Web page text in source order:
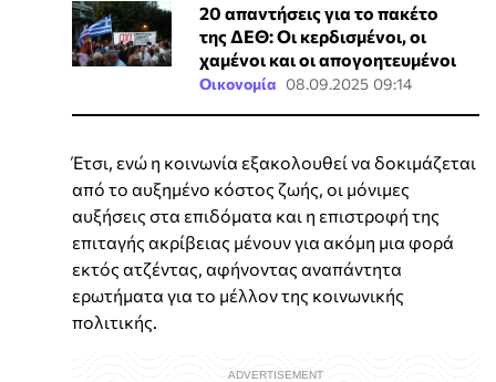
20 απαντήσεις για το πακέτο
της ΔΕΘ: Οι κερδισμένοι, οι
χαμένοι και οι απογοητευμένοι
Οικονομία 08.09.2025 09:14
Έτσι, ενώ η κοινωνία εξακολουθεί να δοκιμάζεται
από το αυξημένο κόστος ζωής, οι μόνιμες
αυξήσεις στα επιδόματα και η επιστροφή της
επιταγής ακρίβειας μένουν για ακόμη μια φορά
εκτός ατζέντας, αφήνοντας αναπάντητα
ερωτήματα για το μέλλον της κοινωνικής
πολιτικής.